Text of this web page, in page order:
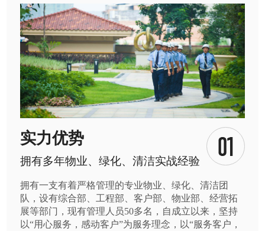
实力优势
拥有多年物业、绿化、清洁实战经验
拥有一支有着严格管理的专业物业、绿化、清洁团
队，设有综合部、工程部、客户部、物业部、经营拓
展等部门，现有管理人员50多名，自成立以来，坚持
以“用心服务，感动客户”为服务理念，以“服务客户，